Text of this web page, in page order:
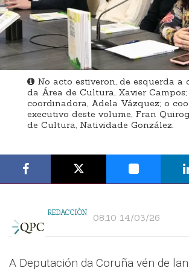
No acto estiveron, de esquerda a
da Área de Cultura, Xavier
coordinadora, Adela Vázquez; o
executivo deste volume, Fran
de Cultura, Natividade González.
REDACCIÓN 08:10 14/03/26
A Deputación da Coruña vén de